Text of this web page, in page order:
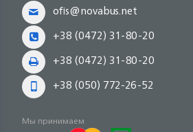
ofis@novabus.net
+38 (0472) 31-80-20
+38 (0472) 31-80-20
+38 (050) 772-26-52
Мы принимаем